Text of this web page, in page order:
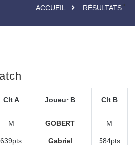
ACCUEIL »
RÉSULTATS
Clt A Joueur B Clt B
M
639pts
GOBERT
Gabriel
M
584pts